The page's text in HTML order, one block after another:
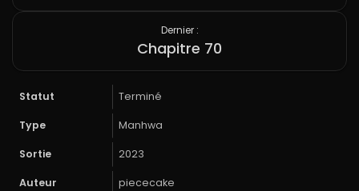
Dernier :
Chapitre 70
Statut Terminé
Type Manhwa
Sortie 2023
Auteur piececake